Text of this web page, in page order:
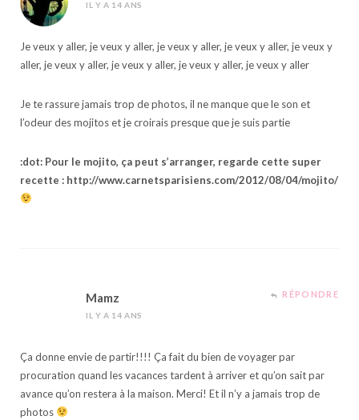
IL Y A 14 ANS
Je veux y aller, je veux y aller, je veux y aller, je veux y aller, je veux y
aller, je veux y aller, je veux y aller, je veux y aller, je veux y aller
Je te rassure jamais trop de photos, il ne manque que le son et
l’odeur des mojitos et je croirais presque que je suis partie
:dot: Pour le mojito, ça peut s’arranger, regarde cette super
recette : http://www.carnetsparisiens.com/2012/08/04/mojito/
Mamz
IL Y A 14 ANS
RÉPONDRE
Ça donne envie de partir!!!! Ça fait du bien de voyager par
procuration quand les vacances tardent à arriver et qu’on sait par
avance qu’on restera à la maison. Merci! Et il n’y a jamais trop de
photos